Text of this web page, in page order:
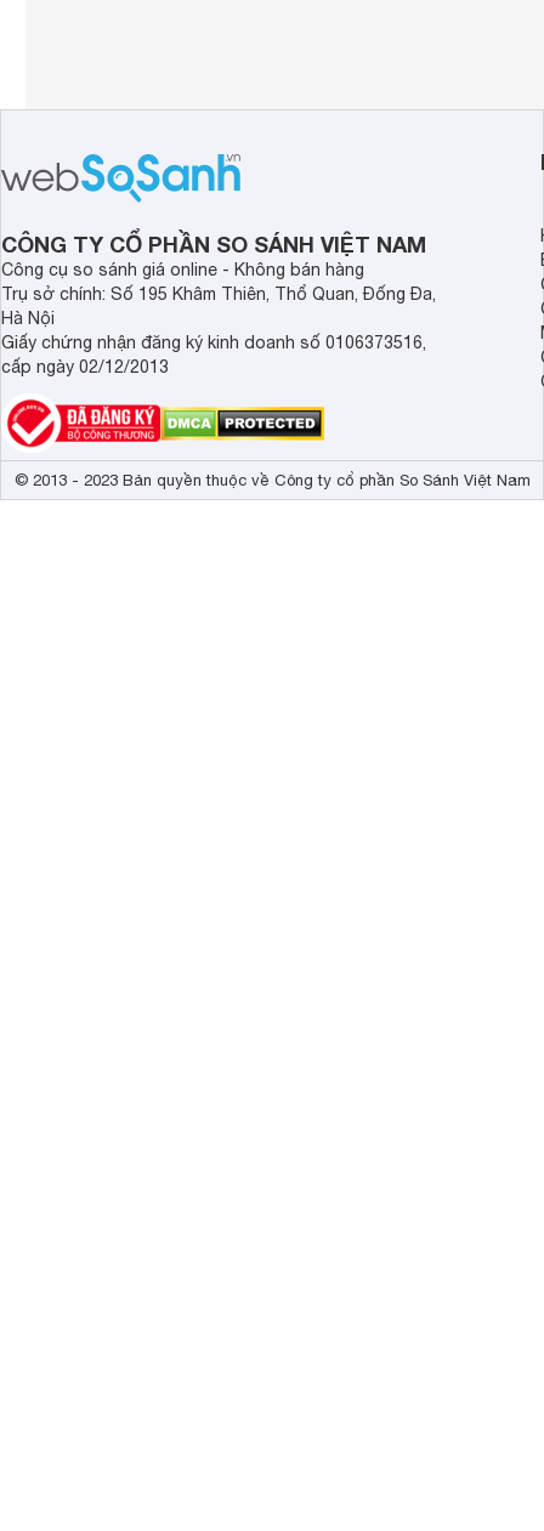
CÔNG TY CỔ PHẦN SO SÁNH VIỆT NAM
Công cụ so sánh giá online - Không bán hàng
Trụ sở chính: Số 195 Khâm Thiên, Thổ Quan, Đống Đa,
Hà Nội
Giấy chứng nhận đăng ký kinh doanh số 0106373516,
cấp ngày 02/12/2013
© 2013 - 2023 Bản quyền thuộc về Công ty cổ phần So Sánh Việt Nam